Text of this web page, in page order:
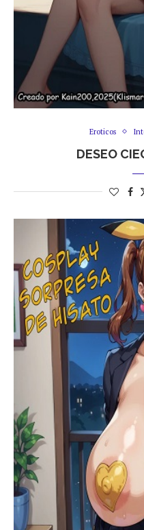
Eroticos
DESEO